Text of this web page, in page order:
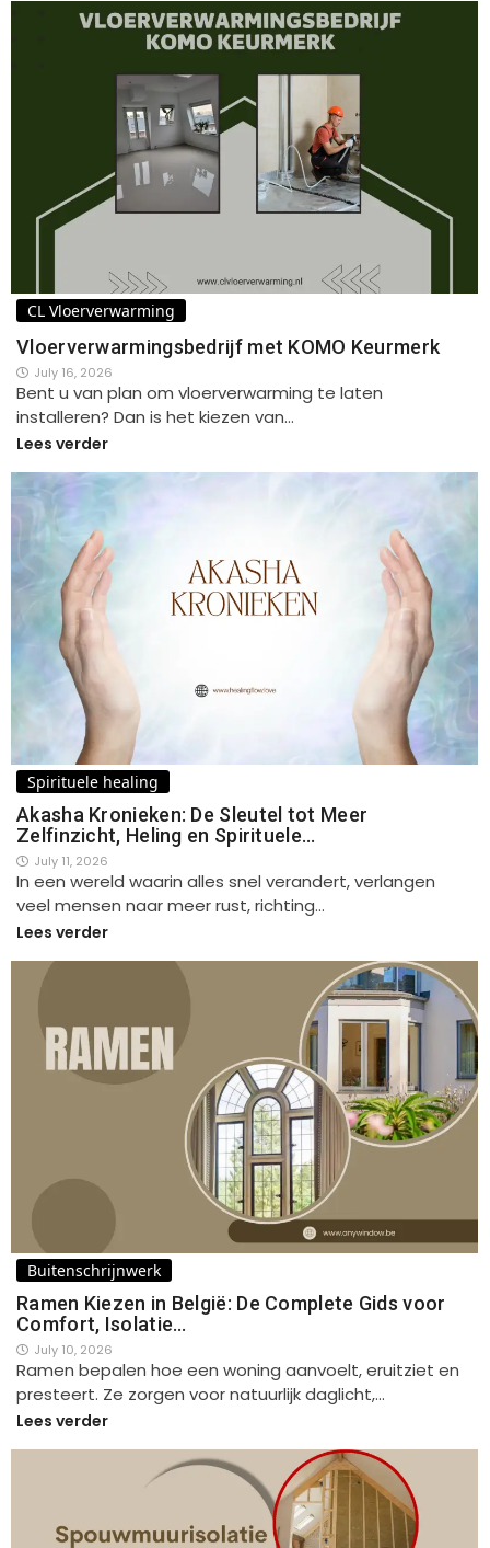
CL Vloerverwarming
Vloerverwarmingsbedrijf met KOMO Keurmerk
July 16, 2026
Bent u van plan om vloerverwarming te laten
installeren? Dan is het kiezen van…
Lees verder
Spirituele healing
Akasha Kronieken: De Sleutel tot Meer
Zelfinzicht, Heling en Spirituele…
July 11, 2026
In een wereld waarin alles snel verandert, verlangen
veel mensen naar meer rust, richting…
Lees verder
Buitenschrijnwerk
Ramen Kiezen in België: De Complete Gids voor
Comfort, Isolatie…
July 10, 2026
Ramen bepalen hoe een woning aanvoelt, eruitziet en
presteert. Ze zorgen voor natuurlijk daglicht,…
Lees verder